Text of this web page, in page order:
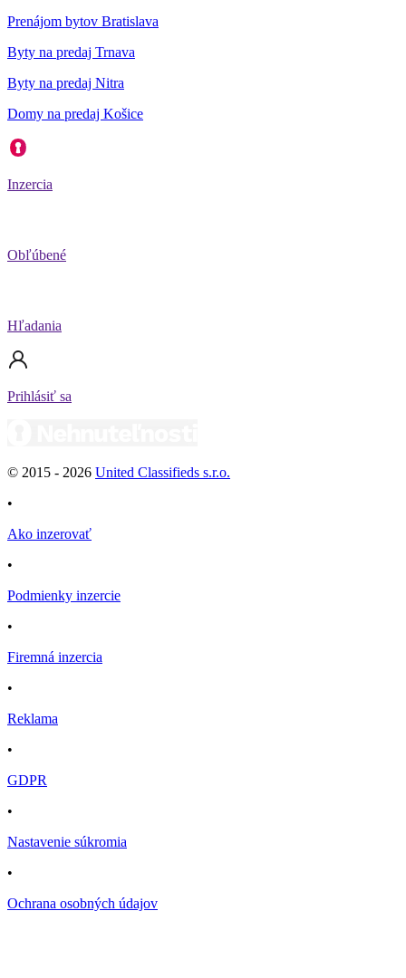
Prenájom bytov Bratislava
Byty na predaj Trnava
Byty na predaj Nitra
Domy na predaj Košice
Inzercia
Obľúbené
Hľadania
Prihlásiť sa
© 2015 - 2026 United Classifieds s.r.o.
•
Ako inzerovať
•
Podmienky inzercie
•
Firemná inzercia
•
Reklama
•
GDPR
•
Nastavenie súkromia
•
Ochrana osobných údajov